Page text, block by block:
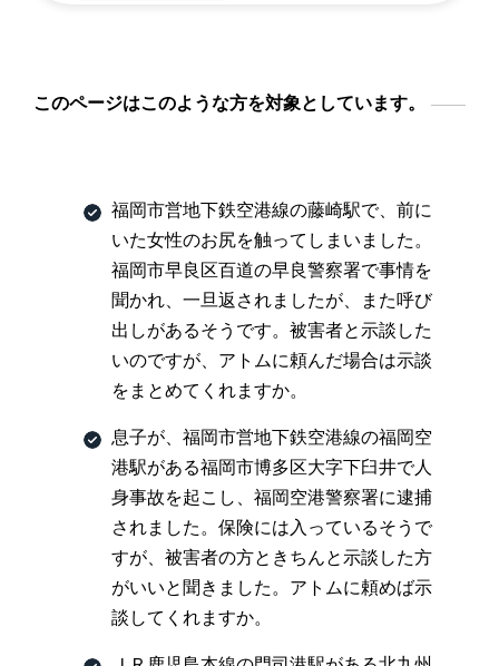
このページはこのような方を対象としています。
福岡市営地下鉄空港線の藤崎駅で、前に
いた女性のお尻を触ってしまいました。
福岡市早良区百道の早良警察署で事情を
聞かれ、一旦返されましたが、また呼び
出しがあるそうです。被害者と示談した
いのですが、アトムに頼んだ場合は示談
をまとめてくれますか。
息子が、福岡市営地下鉄空港線の福岡空
港駅がある福岡市博多区大字下臼井で人
身事故を起こし、福岡空港警察署に逮捕
されました。保険には入っているそうで
すが、被害者の方ときちんと示談した方
がいいと聞きました。アトムに頼めば示
談してくれますか。